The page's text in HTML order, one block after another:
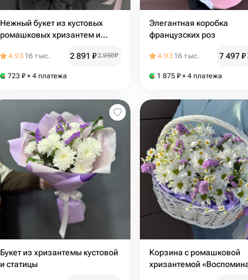
Нежный букет из кустовых
ромашковых хризантем и
4.93 16 тыс. 2 891 ₽2 950₽
723 ₽ × 4 платежа
Элегантная коробка
французских роз
4.93 16 тыс. 7 497₽
1 875 ₽ × 4 платежа
Букет из хризантемы кустовой
и статицы
Корзина с ромашковой
хризантемой